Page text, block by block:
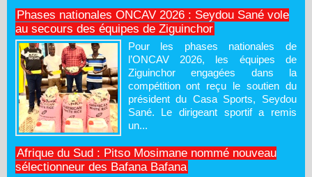
Phases nationales ONCAV 2026 : Seydou Sané vole
au secours des équipes de Ziguinchor
Pour les phases nationales de
l’ONCAV 2026, les équipes de
Ziguinchor engagées dans la
compétition ont reçu le soutien du
président du Casa Sports, Seydou
Sané. Le dirigeant sportif a remis
un...
Afrique du Sud : Pitso Mosimane nommé nouveau
sélectionneur des Bafana Bafana